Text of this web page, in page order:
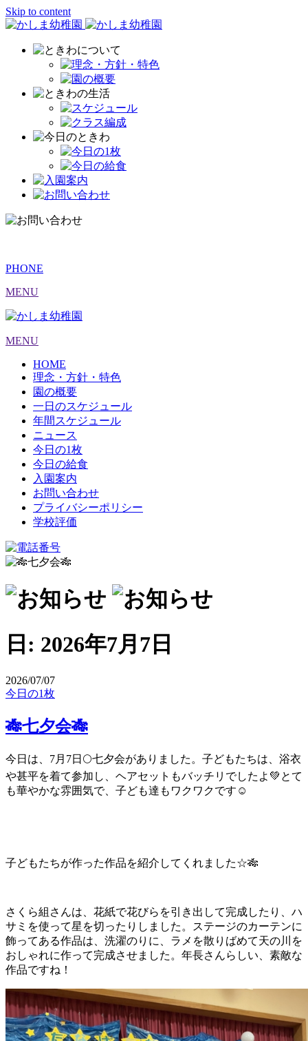
Skip to content
PHONE
MENU
MENU
HOME
理念・方針・特色
園の概要
一日のスケジュール
年間スケジュール
ニュース
今日の1枚
今日の給食
入園案内
お問い合わせ
プライバシーポリシー
学校評価
日: 2026年7月7日
2026/07/07
今日の1枚
🎋七夕会🎋
今日は、7月7日🌕七夕会がありました。子どもたちは、浴衣
や甚平を着て参加し、ヘアセットもバッチリでしたよ💚とて
も華やかな雰囲気で、子ども達もワクワクです☺️
子どもたちが作った作品を紹介してくれました☆🎋
さくら組さんは、花紙で花びらを引き出して完成したり、ハ
サミを使って星を切ったりしました。ステージのカーテンに
飾ってある作品は、洗濯のりに、ラメを散りばめて天の川を
おしゃれに作って完成させました。年長さんらしい、素敵な
作品ですね！